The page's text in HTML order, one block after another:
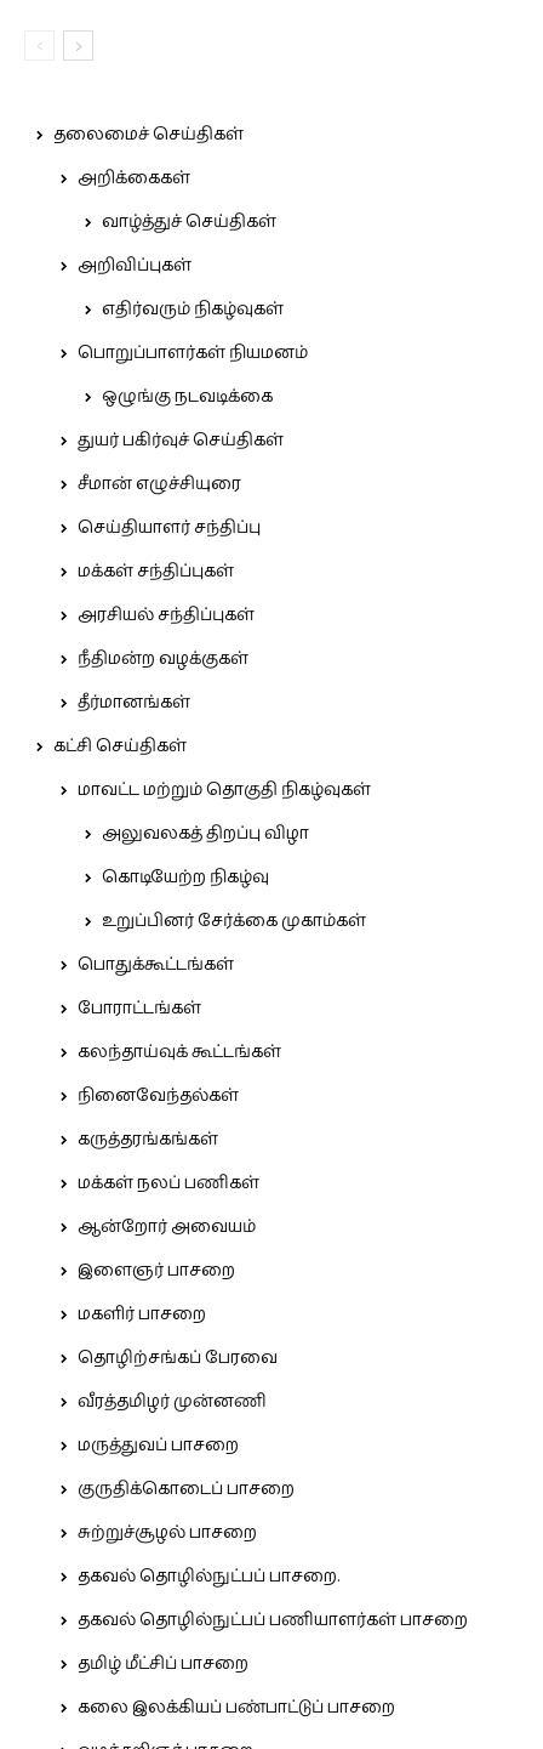
தலைமைச் செய்திகள்
அறிக்கைகள்
வாழ்த்துச் செய்திகள்
அறிவிப்புகள்
எதிர்வரும் நிகழ்வுகள்
பொறுப்பாளர்கள் நியமனம்
ஒழுங்கு நடவடிக்கை
துயர் பகிர்வுச் செய்திகள்
சீமான் எழுச்சியுரை
செய்தியாளர் சந்திப்பு
மக்கள் சந்திப்புகள்
அரசியல் சந்திப்புகள்
நீதிமன்ற வழக்குகள்
தீர்மானங்கள்
கட்சி செய்திகள்
மாவட்ட மற்றும் தொகுதி நிகழ்வுகள்
அலுவலகத் திறப்பு விழா
கொடியேற்ற நிகழ்வு
உறுப்பினர் சேர்க்கை முகாம்கள்
பொதுக்கூட்டங்கள்
போராட்டங்கள்
கலந்தாய்வுக் கூட்டங்கள்
நினைவேந்தல்கள்
கருத்தரங்கங்கள்
மக்கள் நலப் பணிகள்
ஆன்றோர் அவையம்
இளைஞர் பாசறை
மகளிர் பாசறை
தொழிற்சங்கப் பேரவை
வீரத்தமிழர் முன்னணி
மருத்துவப் பாசறை
குருதிக்கொடைப் பாசறை
சுற்றுச்சூழல் பாசறை
தகவல் தொழில்நுட்பப் பாசறை.
தகவல் தொழில்நுட்பப் பணியாளர்கள் பாசறை
தமிழ் மீட்சிப் பாசறை
கலை இலக்கியப் பண்பாட்டுப் பாசறை